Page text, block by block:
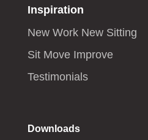
Inspiration
New Work New Sitting
Sit Move Improve
Testimonials
Downloads